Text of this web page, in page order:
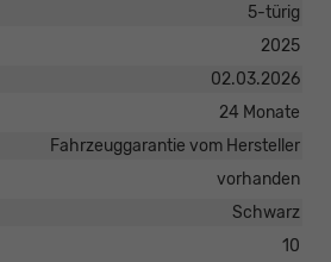
5-türig
2025
02.03.2026
24 Monate
Fahrzeuggarantie vom Hersteller
vorhanden
Schwarz
10